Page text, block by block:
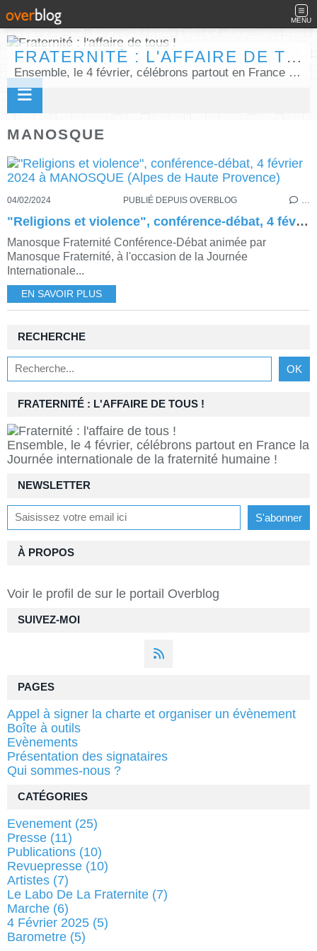
MENU
FRATERNITÉ : L'AFFAIRE DE TOUS !
Ensemble, le 4 février, célébrons partout en France la Journée internationale de la fraternité humaine !
MANOSQUE
04/02/2024 PUBLIÉ DEPUIS OVERBLOG …
"Religions et violence", conférence-débat, 4 février 2024 à MANOSQUE (Alpes de Haute Provence)
Manosque Fraternité Conférence-Débat animée par
Manosque Fraternité, à l'occasion de la Journée
Internationale...
EN SAVOIR PLUS
NEWSLETTER
SUIVEZ-MOI
RECHERCHE
FRATERNITÉ : L'AFFAIRE DE TOUS !
Ensemble, le 4 février, célébrons partout en France la
Journée internationale de la fraternité humaine !
À PROPOS
Voir le profil de sur le portail Overblog
PAGES
Appel à signer la charte et organiser un évènement
Boîte à outils
Evènements
Présentation des signataires
Qui sommes-nous ?
CATÉGORIES
Evenement (25)
Presse (11)
Publications (10)
Revuepresse (10)
Artistes (7)
Le Labo De La Fraternite (7)
Marche (6)
4 Février 2025 (5)
Barometre (5)